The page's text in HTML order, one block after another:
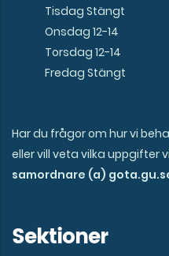
Tisdag Stängt
Onsdag 12-14
Torsdag 12-14
Fredag Stängt
Har du frågor om hur vi
eller vill veta vilka uppgifter
samordnare (a)
Sektioner